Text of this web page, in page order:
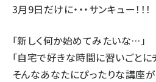
3月9日だけに・・・サンキュー！！！
「新しく何か始めてみたいな…」
「自宅で好きな時間に習いごとに
そんなあなたにぴったりな講座